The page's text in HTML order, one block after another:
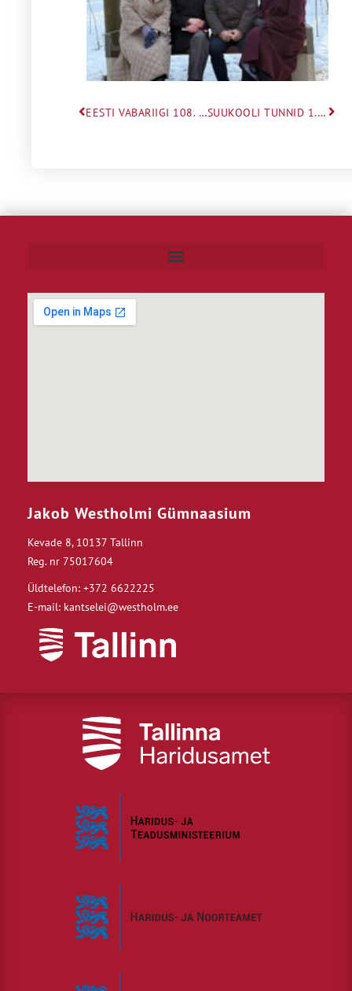
EESTI VABARIIGI 108. AASTAPÄEVA TÄHISTAMINE SUUKOOLI TUNNID 1.KLASSIDELE
Jakob Westholmi Gümnaasium
Kevade 8, 10137 Tallinn
Reg. nr 75017604
Üldtelefon: +372 6622225
E-mail: kantselei@westholm.ee